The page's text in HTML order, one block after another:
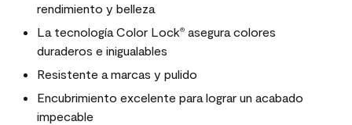
rendimiento y belleza
La tecnología Color Lock® asegura colores
duraderos e inigualables
Resistente a marcas y pulido
Encubrimiento excelente para lograr un acabado
impecable